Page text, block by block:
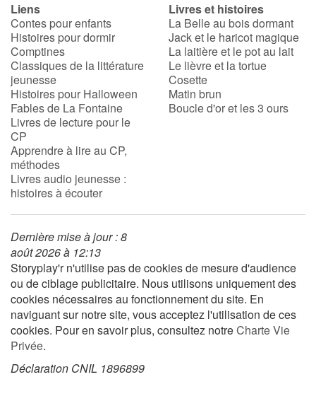
Liens
Contes pour enfants
Histoires pour dormir
Comptines
Classiques de la littérature
jeunesse
Histoires pour Halloween
Fables de La Fontaine
Livres de lecture pour le
CP
Apprendre à lire au CP,
méthodes
Livres audio jeunesse :
histoires à écouter
Livres et histoires
La Belle au bois dormant
Jack et le haricot magique
La laitière et le pot au lait
Le lièvre et la tortue
Cosette
Matin brun
Boucle d'or et les 3 ours
Dernière mise à jour : 8
août 2026 à 12:13
Storyplay'r n'utilise pas de cookies de mesure d'audience
ou de ciblage publicitaire. Nous utilisons uniquement des
cookies nécessaires au fonctionnement du site. En
naviguant sur notre site, vous acceptez l'utilisation de ces
cookies. Pour en savoir plus, consultez notreCharte Vie
Privée.
Déclaration CNIL 1896899